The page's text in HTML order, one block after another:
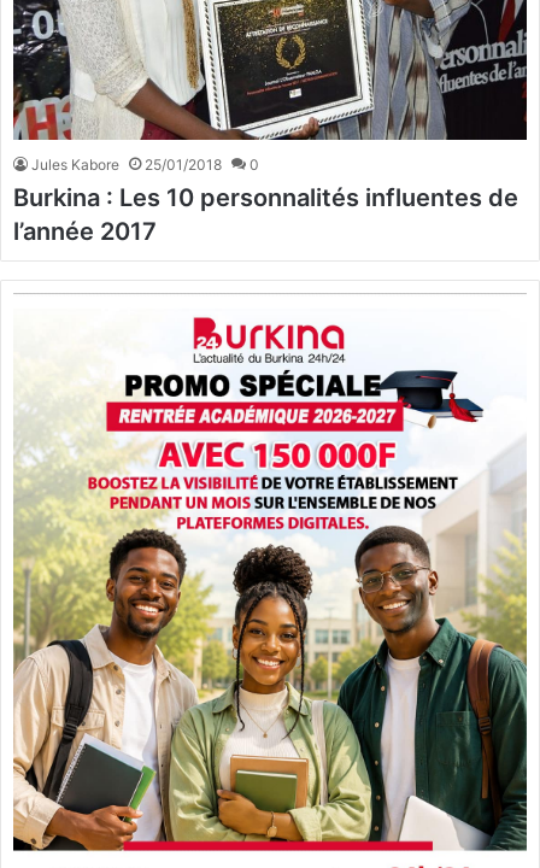
Jules Kabore 25/01/2018 0
Burkina : Les 10 personnalités influentes de
l’année 2017